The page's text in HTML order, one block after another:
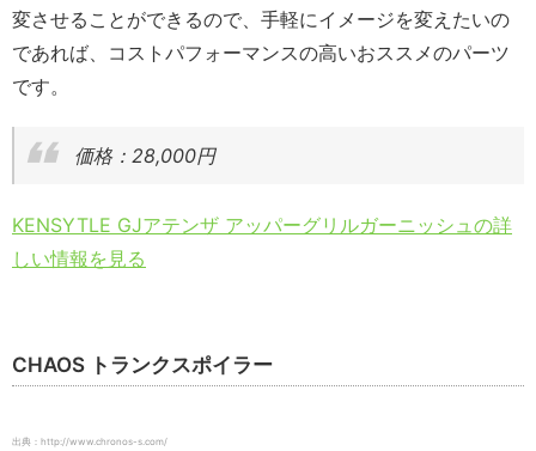
変させることができるので、手軽にイメージを変えたいの
であれば、コストパフォーマンスの高いおススメのパーツ
です。
価格：28,000円
KENSYTLE GJアテンザ アッパーグリルガーニッシュの詳
しい情報を見る
CHAOS トランクスポイラー
出典：http://www.chronos-s.com/